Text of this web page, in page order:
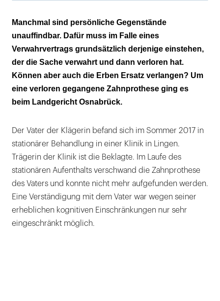
Die Tochter verlangt für die
Erbengemeinschaft Wertersatz
Das Landgericht weist die Klage ab: "Ein
Ersatzanspruch auf fiktiver Grundlage"
Manchmal sind persönliche Gegenstände
unauffindbar. Dafür muss im Falle eines
Verwahrvertrags grundsätzlich derjenige einstehen,
der die Sache verwahrt und dann verloren hat.
Können aber auch die Erben Ersatz verlangen? Um
eine verloren gegangene Zahnprothese ging es
beim Landgericht Osnabrück.
Der Vater der Klägerin befand sich im Sommer 2017 in
stationärer Behandlung in einer Klinik in Lingen.
Trägerin der Klinik ist die Beklagte. Im Laufe des
stationären Aufenthalts verschwand die Zahnprothese
des Vaters und konnte nicht mehr aufgefunden werden.
Eine Verständigung mit dem Vater war wegen seiner
erheblichen kognitiven Einschränkungen nur sehr
eingeschränkt möglich.